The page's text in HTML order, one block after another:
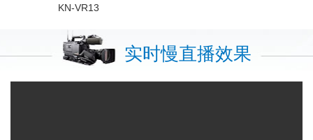
KN-VR13
实时慢直播效果